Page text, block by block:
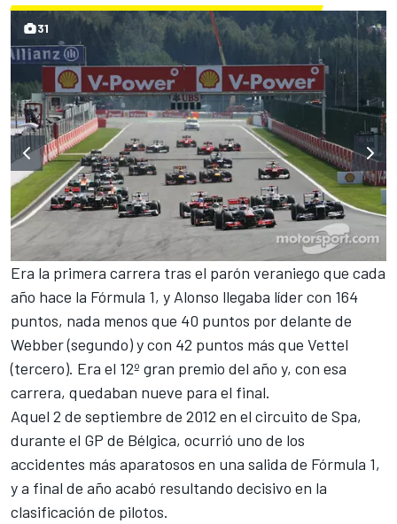
31
Era la primera carrera tras el parón veraniego que cada
año hace la Fórmula 1, y Alonso llegaba líder con 164
puntos, nada menos que 40 puntos por delante de
Webber (segundo) y con 42 puntos más que Vettel
(tercero). Era el 12º gran premio del año y, con esa
carrera, quedaban nueve para el final.
Aquel 2 de septiembre de 2012 en el circuito de Spa,
durante el GP de Bélgica, ocurrió uno de los
accidentes más aparatosos en una salida de Fórmula 1,
y a final de año acabó resultando decisivo en la
clasificación de pilotos.